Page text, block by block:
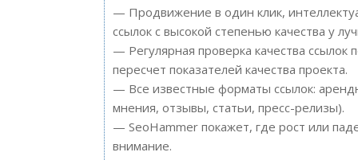
— Продвижение в один клик,
ссылок с высокой степенью качества у
— Регулярная проверка качества
пересчет показателей качества проекта.
— Все известные форматы ссылок:
мнения, отзывы, статьи, пресс-релизы).
— SeoHammer покажет, где рост или
внимание.